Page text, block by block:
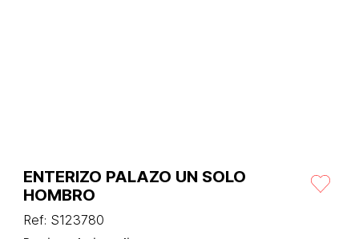
ENTERIZO PALAZO UN SOLO
HOMBRO
Ref: S123780